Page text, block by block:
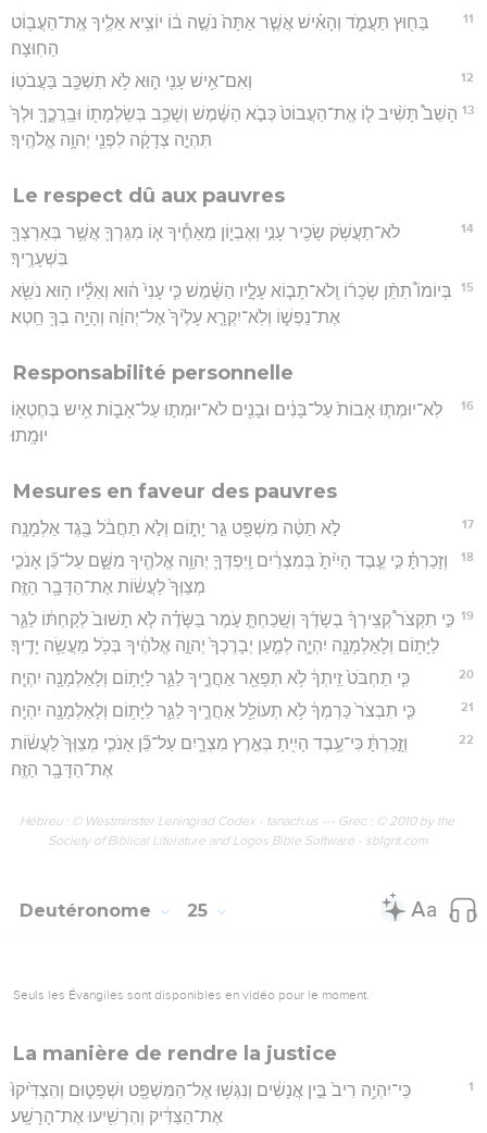
11
בַּח֖וּץ תַּעֲמֹ֑ד וְהָאִ֗ישׁ אֲשֶׁ֤ר אַתָּה֙ נֹשֶׁ֣ה ב֔וֹ יוֹצִ֥יא אֵלֶ֛יךָ אֶֽת־הַעֲב֖וֹט
הַחֽוּצָה׃
12 וְאִם־אִ֥ישׁ עָנִ֖י ה֑וּא לֹ֥א תִשְׁכַּ֖ב בַּעֲבֹטֽוֹ׃
13 הָשֵׁב֩ תָּשִׁ֨יב ל֤וֹ אֶֽת־הַעֲבוֹט֙ כְּבֹ֣א הַשֶּׁ֔מֶשׁ וְשָׁכַ֥ב בְּשַׂלְמָת֖וֹ וּבֵֽרֲכֶ֑ךָּ וּלְךָ֙
תִּהְיֶ֣ה צְדָקָ֔ה לִפְנֵ֖י יְהוָ֥ה אֱלֹהֶֽיךָ׃
Le respect dû aux pauvres
14
לֹא־תַעֲשֹׁ֥ק שָׂכִ֖יר עָנִ֣י וְאֶבְי֑וֹן מֵאַחֶ֕יךָ א֧וֹ מִגֵּרְךָ֛ אֲשֶׁ֥ר בְּאַרְצְךָ֖
בִּשְׁעָרֶֽיךָ׃
15
בְּיוֹמוֹ֩ תִתֵּ֨ן שְׂכָר֜וֹ וְֽלֹא־תָב֧וֹא עָלָ֣יו הַשֶּׁ֗מֶשׁ כִּ֤י עָנִי֙ ה֔וּא וְאֵלָ֕יו ה֥וּא נֹשֵׂ֖א
אֶת־נַפְשׁ֑וֹ וְלֹֽא־יִקְרָ֤א עָלֶ֙יךָ֙ אֶל־יְהוָ֔ה וְהָיָ֥ה בְךָ֖ חֵֽטְא׃
Responsabilité personnelle
16
לֹֽא־יוּמְת֤וּ אָבוֹת֙ עַל־בָּנִ֔ים וּבָנִ֖ים לֹא־יוּמְת֣וּ עַל־אָב֑וֹת אִ֥יש בְּחֶטְא֖וֹ
יוּמָֽתוּ׃
Mesures en faveur des pauvres
17 לֹ֣א תַטֶּ֔ה מִשְׁפַּ֖ט גֵּ֣ר יָת֑וֹם וְלֹ֣א תַחֲבֹ֔ל בֶּ֖גֶד אַלְמָנָֽה׃
18
וְזָכַרְתָּ֗ כִּ֣י עֶ֤בֶד הָיִ֙יתָ֙ בְּמִצְרַ֔יִם וַֽיִּפְדְּךָ֛ יְהוָ֥ה אֱלֹהֶ֖יךָ מִשָּׁ֑ם עַל־כֵּ֞ן אָנֹכִ֤י
מְצַוְּךָ֙ לַעֲשׂ֔וֹת אֶת־הַדָּבָ֖ר הַזֶּֽה׃
19 כִּ֣י תִקְצֹר֩ קְצִֽירְךָ֨ בְשָׂדֶ֜ךָ וְשָֽׁכַחְתָּ֧ עֹ֣מֶר בַּשָּׂדֶ֗ה לֹ֤א תָשׁוּב֙ לְקַחְתּ֔וֹ לַגֵּ֛ר
לַיָּת֥וֹם וְלָאַלְמָנָ֖ה יִהְיֶ֑ה לְמַ֤עַן יְבָרֶכְךָ֙ יְהוָ֣ה אֱלֹהֶ֔יךָ בְּכֹ֖ל מַעֲשֵׂ֥ה יָדֶֽיךָ׃
20 כִּ֤י תַחְבֹּט֙ זֵֽיתְךָ֔ לֹ֥א תְפָאֵ֖ר אַחֲרֶ֑יךָ לַגֵּ֛ר לַיָּת֥וֹם וְלָאַלְמָנָ֖ה יִהְיֶֽה׃
21 כִּ֤י תִבְצֹר֙ כַּרְמְךָ֔ לֹ֥א תְעוֹלֵ֖ל אַחֲרֶ֑יךָ לַגֵּ֛ר לַיָּת֥וֹם וְלָאַלְמָנָ֖ה יִהְיֶֽה׃
22
וְזָ֣כַרְתָּ֔ כִּי־עֶ֥בֶד הָיִ֖יתָ בְּאֶ֣רֶץ מִצְרָ֑יִם עַל־כֵּ֞ן אָנֹכִ֤י מְצַוְּךָ֙ לַעֲשׂ֔וֹת
אֶת־הַדָּבָ֖ר הַזֶּֽה׃
Hébreu : © Westminster Leningrad Codex - tanach.us --- Grec : © 2010 by the
Society of Biblical Literature and Logos Bible Software - sblgnt.com
Deutéronome 25
Seuls les Évangiles sont disponibles en vidéo pour le moment.
La manière de rendre la justice
1
כִּֽי־יִהְיֶ֥ה רִיב֙ בֵּ֣ין אֲנָשִׁ֔ים וְנִגְּשׁ֥וּ אֶל־הַמִּשְׁפָּ֖ט וּשְׁפָט֑וּם וְהִצְדִּ֙יקוּ֙
אֶת־הַצַּדִּ֔יק וְהִרְשִׁ֖יעוּ אֶת־הָרָשָֽׁע׃